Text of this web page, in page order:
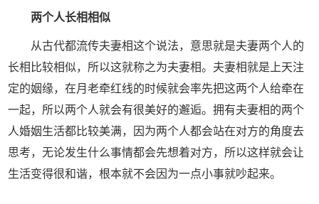
两个人长相相似
从古代都流传夫妻相这个说法，意思就是夫妻两个人的
长相比较相似，所以这就称之为夫妻相。夫妻相就是上天注
定的姻缘，在月老牵红线的时候就会率先把这两个人给牵在
一起，所以两个人就会有很美好的邂逅。拥有夫妻相的两个
人婚姻生活都比较美满，因为两个人都会站在对方的角度去
思考，无论发生什么事情都会先想着对方，所以这样就会让
生活变得很和谐，根本就不会因为一点小事就吵起来。